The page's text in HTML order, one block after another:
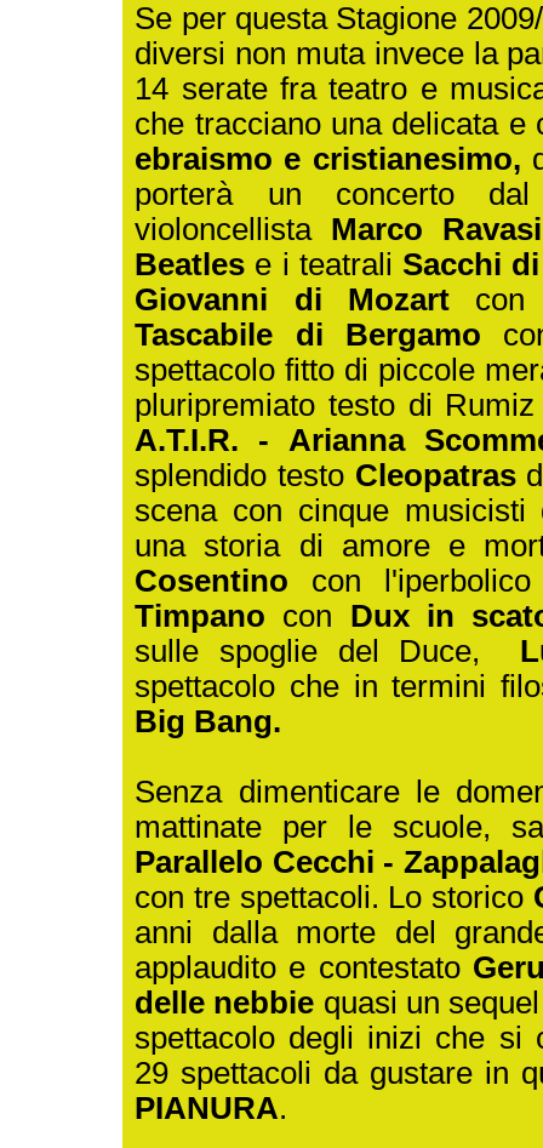
Se per questa Stagione
diversi non muta invece la
14 serate fra teatro e
che tracciano una delicata
ebraismo e cristianesimo,
porterà un concerto
violoncellista Marco
Beatles e i teatrali Sacchi
Giovanni di Mozartcon
Tascabile di Bergamo
spettacolo fitto di piccole
pluripremiato testo di
A.T.I.R. - Arianna
splendido testo Cleopatras
scena con cinque musicisti
una storia di amore e
Cosentino con
Timpano con Dux in
sulle spoglie del Duce,
spettacolo che in termini
Big Bang.
Senza dimenticare le
mattinate per le scuole,
Parallelo Cecchi -
con tre spettacoli. Lo storico
anni dalla morte del
applaudito e contestato
delle nebbie quasi un
spettacolo degli inizi che si
29 spettacoli da gustare in
PIANURA.